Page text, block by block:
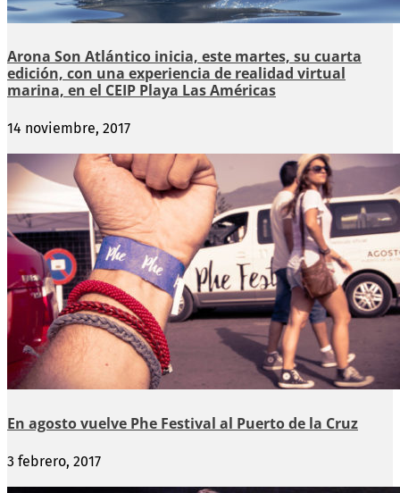
Arona Son Atlántico inicia, este martes, su cuarta
edición, con una experiencia de realidad virtual
marina, en el CEIP Playa Las Américas
14 noviembre, 2017
En agosto vuelve Phe Festival al Puerto de la Cruz
3 febrero, 2017